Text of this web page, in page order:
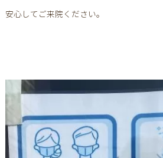
安心してご来院ください。